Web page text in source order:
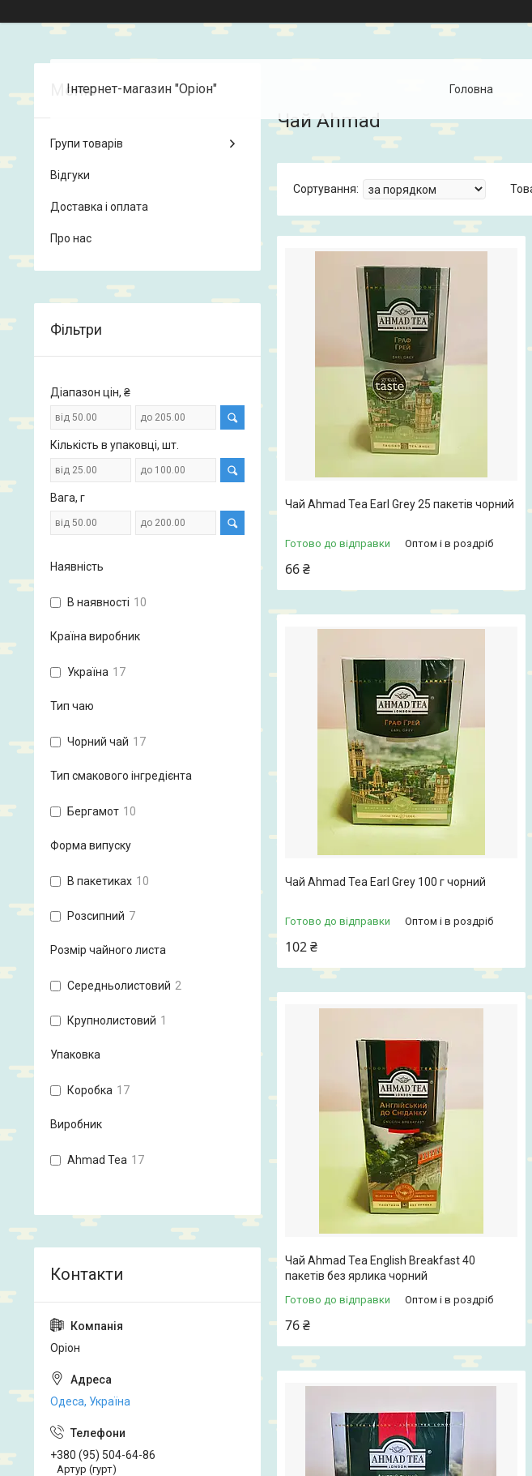
Інтернет-магазин "Оріон" Головна
Чай Ahmad
Чай Ahmad Tea Earl Grey 25 пакетів чорний
Готово до відправки Оптом і в роздріб
66 ₴
Чай Ahmad Tea Earl Grey 100 г чорний
Готово до відправки Оптом і в роздріб
102 ₴
Чай Ahmad Tea English Breakfast 40
пакетів без ярлика чорний
Готово до відправки Оптом і в роздріб
76 ₴
Групи товарів
Відгуки
Доставка і оплата
Про нас
Фільтри
Діапазон цін, ₴
Кількість в упаковці, шт.
Вага, г
Наявність
В наявності 10
Країна виробник
Україна 17
Тип чаю
Чорний чай 17
Тип смакового інгредієнта
Бергамот 10
Форма випуску
В пакетиках 10
Розсипний 7
Розмір чайного листа
Середньолистовий 2
Крупнолистовий 1
Упаковка
Коробка 17
Виробник
Ahmad Tea 17
Оріон
Одеса, Україна
+380 (95) 504-64-86
Артур (гурт)